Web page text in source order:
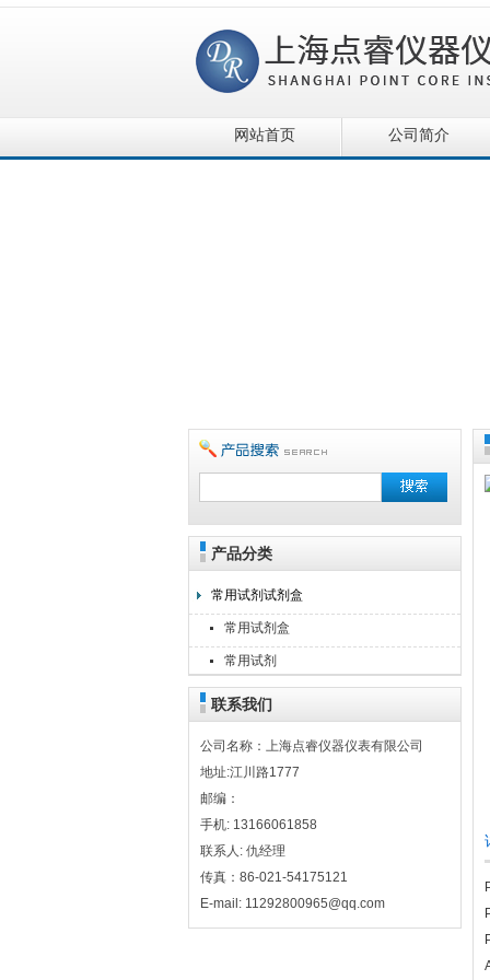
上海点睿仪器仪表有限公司
网站首页 公司简介
产品分类
常用试剂试剂盒
常用试剂盒
常用试剂
联系我们
公司名称：上海点睿仪器仪表有限公司
地址:江川路1777
邮编：
手机: 13166061858
联系人: 仇经理
传真：86-021-54175121
E-mail: 11292800965@qq.com